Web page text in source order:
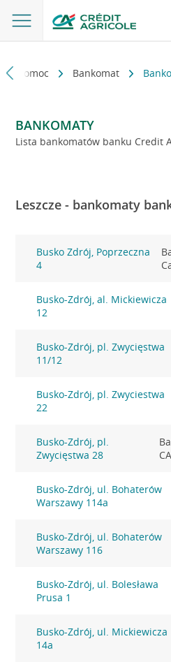
i pomoc Bankomat
BANKOMATY
Lista bankomatów banku Credit
Leszcze - bankomaty
Busko Zdrój, Poprzeczna
4
Busko-Zdrój, al. Mickiewicza
12
Busko-Zdrój, pl. Zwycięstwa
11/12
Busko-Zdrój, pl. Zwyciestwa
22
Busko-Zdrój, pl.
Zwycięstwa 28
Busko-Zdrój, ul. Bohaterów
Warszawy 114a
Busko-Zdrój, ul. Bohaterów
Warszawy 116
Busko-Zdrój, ul. Bolesława
Prusa 1
Busko-Zdrój, ul. Mickiewicza
14a